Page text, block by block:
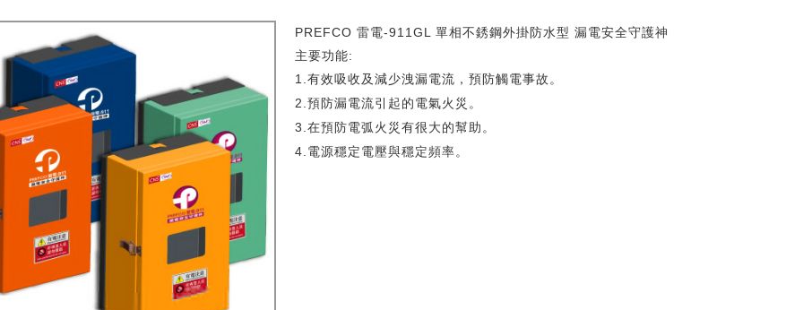
PREFCO 雷電-911GL 單相不銹鋼外掛防水型 漏電安全守護神
主要功能:
1.有效吸收及減少洩漏電流，預防觸電事故。
2.預防漏電流引起的電氣火災。
3.在預防電弧火災有很大的幫助。
4. 電源穩定電壓與穩定頻率。